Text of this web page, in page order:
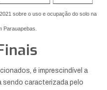
sobre o uso e ocupação do solo na
Parauapebas.
é imprescindível a
sendo caracterizada pelo